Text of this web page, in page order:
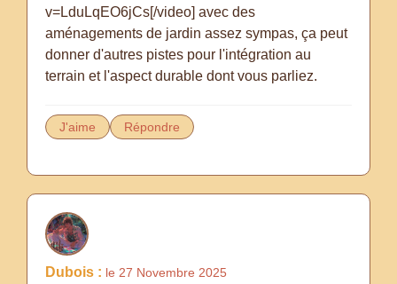
v=LduLqEO6jCs[/video] avec des
aménagements de jardin assez sympas, ça peut
donner d'autres pistes pour l'intégration au
terrain et l'aspect durable dont vous parliez.
J'aime Répondre
Dubois : le 27 Novembre 2025